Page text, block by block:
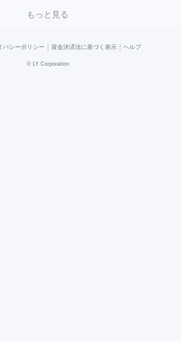
もっと見る
バシーポリシー 資金決済法に基づく表示 ヘルプ
© LY Corporation